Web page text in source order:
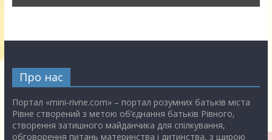
Про нас
Портал «mini-rivne.com» – портал розумних батьків міста
Рівне створений з метою об’єднання батьків Рівного,
створення затишного майданчика для спілкування,
обговорення питань материнства і дитинства, з щирою